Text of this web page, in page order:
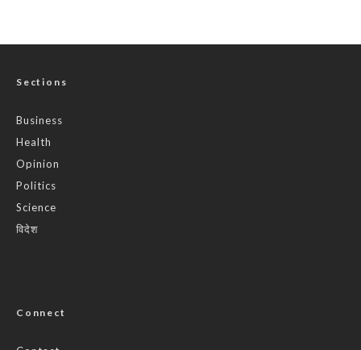
Sections
Business
Health
Opinion
Politics
Science
विदेश
Connect